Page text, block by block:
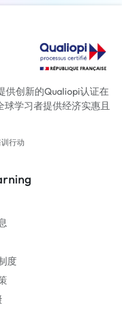
供创新的Qualiopi认证在
学习者提供经济实惠且
行动
度